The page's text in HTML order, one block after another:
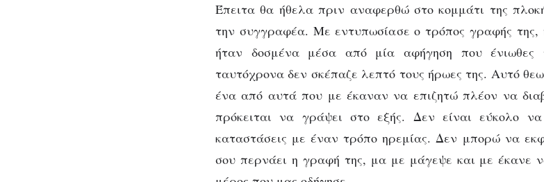
Έπειτα θα ήθελα πριν αναφερθώ στο κομμάτι της
την συγγραφέα. Με εντυπωσίασε ο τρόπος γραφής της,
ήταν δοσμένα μέσα από μία αφήγηση που
ταυτόχρονα δεν σκέπαζε λεπτό τους ήρωες της. Αυτό
ένα από αυτά που με έκαναν να επιζητώ πλέον να
πρόκειται να γράψει στο εξής. Δεν είναι εύκολο
καταστάσεις με έναν τρόπο ηρεμίας. Δεν μπορώ να
σου περνάει η γραφή της, μα με μάγεψε και με έκανε